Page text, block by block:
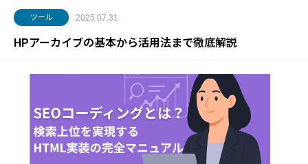
ツール 2025.07.31
HPアーカイブの基本から活用法まで徹底解説